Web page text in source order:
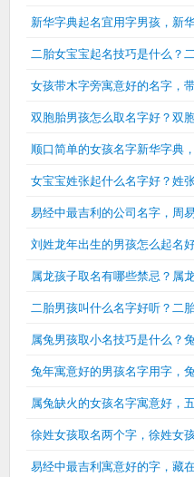
新华字典起名宜用字男孩，新
二胎女宝宝起名技巧是什么？
女孩带木字旁寓意好的名字，
双胞胎男孩怎么取名字好？双
顺口简单的女孩名字新华字典
女宝宝姓张起什么名字好？姓
易经中最吉利的公司名字，周
刘姓龙年出生的男孩怎么起名
属龙孩子取名有哪些禁忌？属
二胎男孩叫什么名字好听？二
属兔男孩取小名技巧是什么？
兔年寓意好的男孩名字用字，
属兔缺火的女孩名字寓意好，
徐姓女孩取名两个字，徐姓女
易经中最吉利寓意好的字，藏